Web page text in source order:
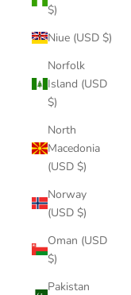
$)
Niue (USD $)
Norfolk
Island (USD
$)
North
Macedonia
(USD $)
Norway
(USD $)
Oman (USD
$)
Pakistan